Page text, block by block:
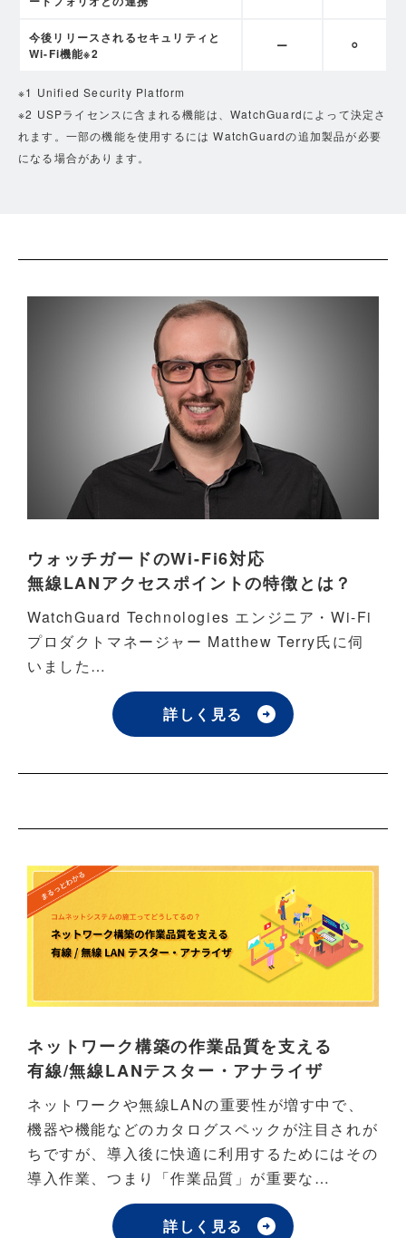
今後リリースされるセキュリティと
Wi-Fi機能※2
ー ⚪︎
※1 Unified Security Platform
※2 USPライセンスに含まれる機能は、WatchGuardによって決定さ
れます。一部の機能を使用するには WatchGuardの追加製品が必要
になる場合があります。
ウォッチガードのWi-Fi6対応
無線LANアクセスポイントの特徴とは？
WatchGuard Technologies エンジニア・Wi-Fi
プロダクトマネージャー Matthew Terry氏に伺
いました…
詳しく見る
ネットワーク構築の作業品質を支える
有線/無線LANテスター・アナライザ
ネットワークや無線LANの重要性が増す中で、
機器や機能などのカタログスペックが注目されが
ちですが、導入後に快適に利用するためにはその
導入作業、つまり「作業品質」が重要な…
詳しく見る